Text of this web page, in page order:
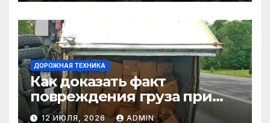
ДОРОЖНАЯ ТЕХНИКА
Как доказать факт
повреждения груза при
страховом случае
12 ИЮЛЯ, 2026 ADMIN